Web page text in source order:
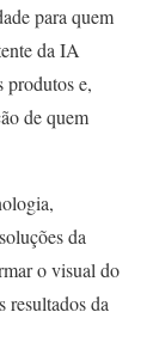
para quem
da IA
produtos e,
de quem
da
o visual do
resultados da